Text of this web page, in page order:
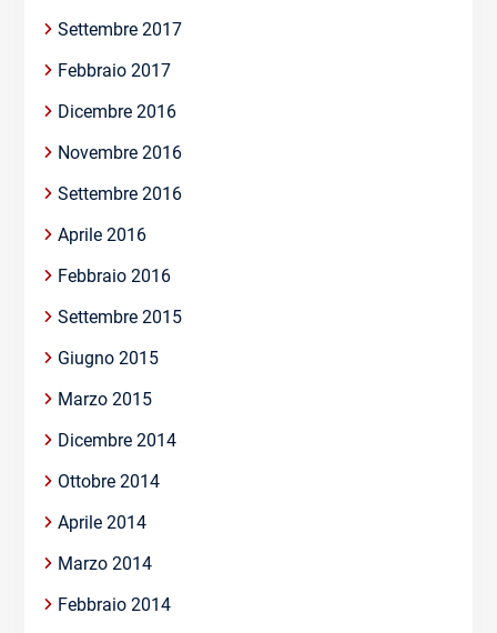
Settembre 2017
Febbraio 2017
Dicembre 2016
Novembre 2016
Settembre 2016
Aprile 2016
Febbraio 2016
Settembre 2015
Giugno 2015
Marzo 2015
Dicembre 2014
Ottobre 2014
Aprile 2014
Marzo 2014
Febbraio 2014